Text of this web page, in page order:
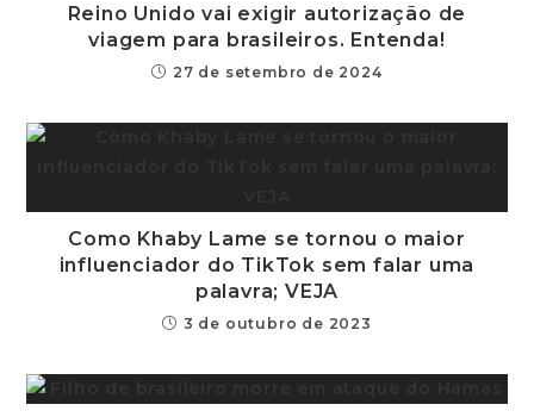
Reino Unido vai exigir autorização de
viagem para brasileiros. Entenda!
27 de setembro de 2024
Como Khaby Lame se tornou o maior
influenciador do TikTok sem falar uma
palavra; VEJA
3 de outubro de 2023